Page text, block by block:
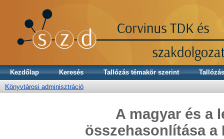
Kezdőlap Keresés Tallózás témakör szerint
Könyvtárosi adminisztráció
A magyar és a
összehasonlítása a